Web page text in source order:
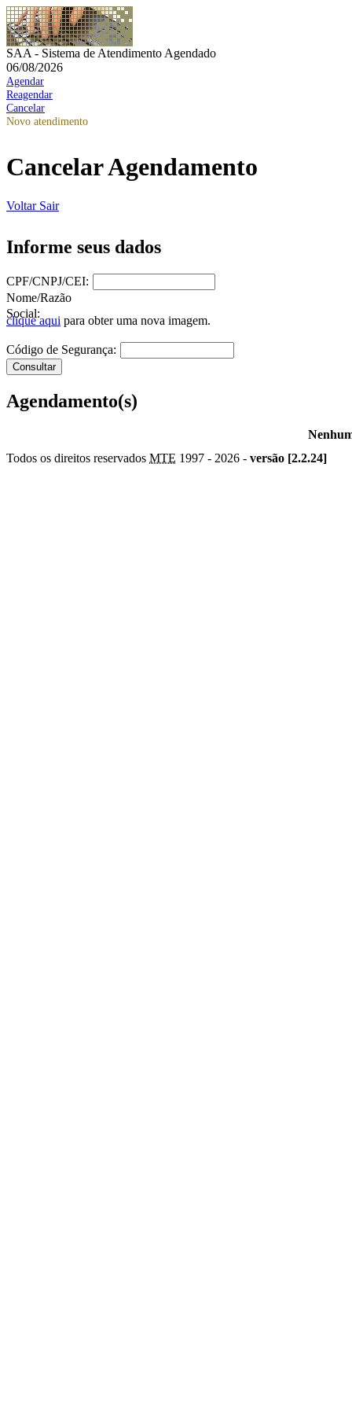
SAA - Sistema de Atendimento Agendado
06/08/2026
Agendar
Reagendar
Cancelar
Novo atendimento
Cancelar Agendamento
Voltar Sair
Informe seus dados
CPF/CNPJ/CEI:
Nome/Razão
Social:
clique aqui para obter uma nova imagem.
Código de Segurança:
Agendamento(s)
Todos os direitos reservados MTE 1997 - 2026 - versão [2.2.24]